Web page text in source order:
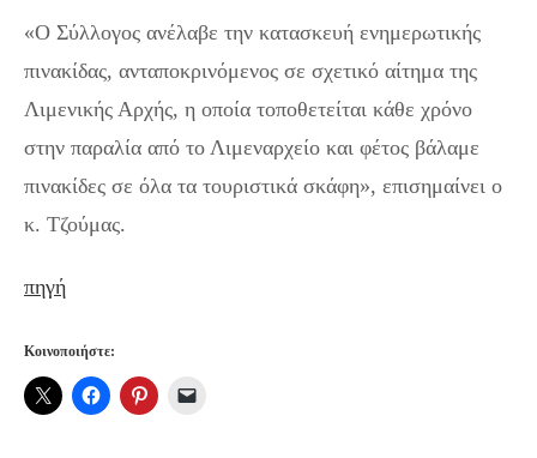
«Ο Σύλλογος ανέλαβε την κατασκευή ενημερωτικής
πινακίδας, ανταποκρινόμενος σε σχετικό αίτημα της
Λιμενικής Αρχής, η οποία τοποθετείται κάθε χρόνο
στην παραλία από το Λιμεναρχείο και φέτος βάλαμε
πινακίδες σε όλα τα τουριστικά σκάφη», επισημαίνει ο
κ. Τζούμας.
πηγή
Κοινοποιήστε: